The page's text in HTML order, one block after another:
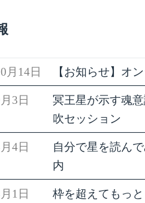
月14日 【お知らせ】オ
3日
冥王星が示す魂
吹セッション
4日
自分で星を読ん
内
1日 枠を超えてもっ